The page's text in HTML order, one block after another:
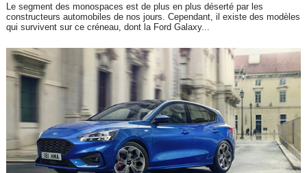
Le segment des monospaces est de plus en plus déserté par les
constructeurs automobiles de nos jours. Cependant, il existe des modèles
qui survivent sur ce créneau, dont la Ford Galaxy...